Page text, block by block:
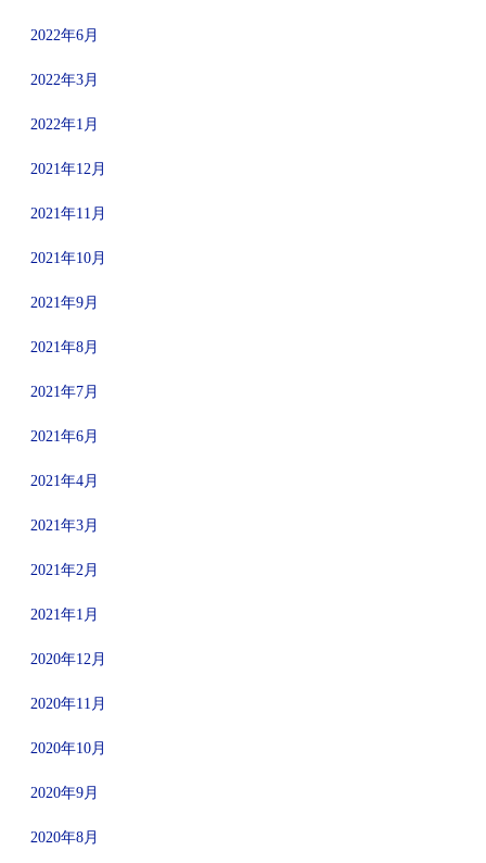
2022年6月
2022年3月
2022年1月
2021年12月
2021年11月
2021年10月
2021年9月
2021年8月
2021年7月
2021年6月
2021年4月
2021年3月
2021年2月
2021年1月
2020年12月
2020年11月
2020年10月
2020年9月
2020年8月